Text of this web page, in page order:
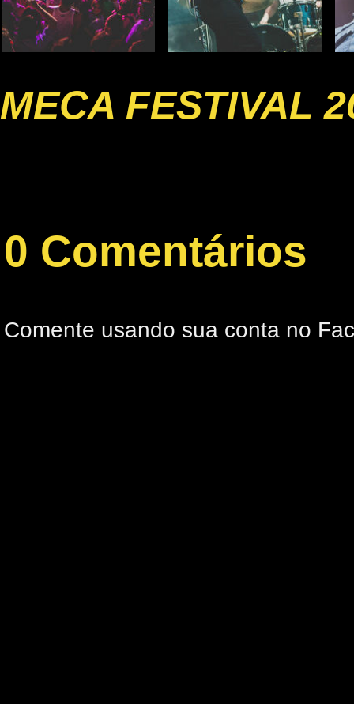
MECA FESTIVAL
0 Comentários
Comente usando sua conta no